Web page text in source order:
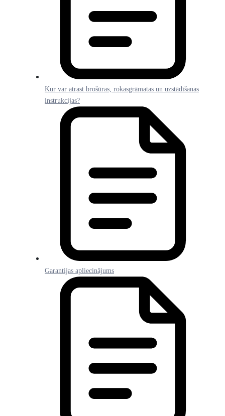
Kur var atrast brošūras, rokasgrāmatas un uzstādīšanas
instrukcijas?
Garantijas apliecinājums